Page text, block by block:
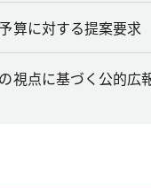
算に対する提案要求
視点に基づく公的広